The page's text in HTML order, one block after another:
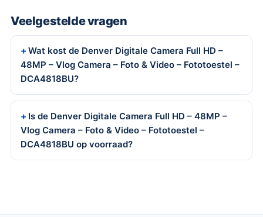
Veelgestelde vragen
Wat kost de Denver Digitale Camera Full HD –
48MP – Vlog Camera – Foto & Video – Fototoestel –
DCA4818BU?
Is de Denver Digitale Camera Full HD – 48MP –
Vlog Camera – Foto & Video – Fototoestel –
DCA4818BU op voorraad?